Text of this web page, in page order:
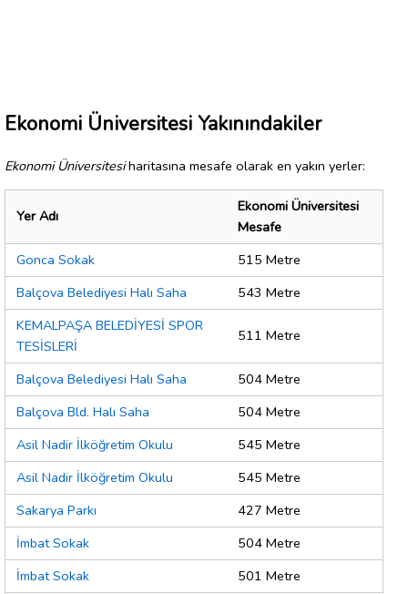
Ekonomi Üniversitesi Yakınındakiler
Ekonomi Üniversitesiharitasına mesafe olarak en yakın yerler:
Yer Adı
Ekonomi Üniversitesi
Mesafe
Gonca Sokak
515 Metre
Balçova Belediyesi Halı Saha
543 Metre
KEMALPAŞA BELEDİYESİ SPOR
TESİSLERİ
511 Metre
Balçova Belediyesi Halı Saha
504 Metre
Balçova Bld. Halı Saha
504 Metre
Asil Nadir İlköğretim Okulu
545 Metre
Asil Nadir İlköğretim Okulu
545 Metre
Sakarya Parkı
427 Metre
İmbat Sokak
504 Metre
İmbat Sokak
501 Metre